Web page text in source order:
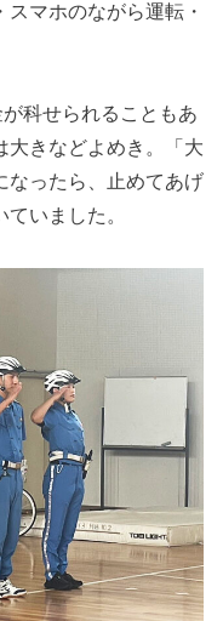
マホのながら運転・
科せられることもあ
大きなどよめき。「大
なったら、止めてあげ
いました。